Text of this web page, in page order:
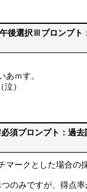
後選択Ⅲプロンプト
あｍす。
）
須プロンプト：過
マークとした場合の
のみですが、得点